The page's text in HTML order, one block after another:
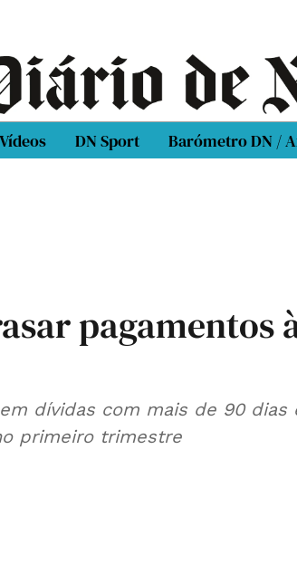
Vídeos DN Sport Barómetro DN /
pagamentos
dívidas com mais de 90 dias
primeiro trimestre